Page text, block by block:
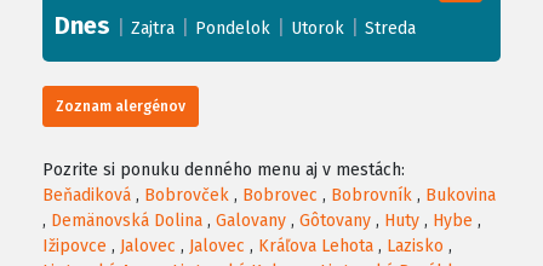
−
Dnes Zajtra Pondelok Utorok Streda
Zoznam alergénov
Pozrite si ponuku denného menu aj v mestách:
Beňadiková , Bobrovček , Bobrovec , Bobrovník , Bukovina
, Demänovská Dolina , Galovany , Gôtovany , Huty , Hybe ,
Ižipovce , Jalovec , Jalovec , Kráľova Lehota , Lazisko ,